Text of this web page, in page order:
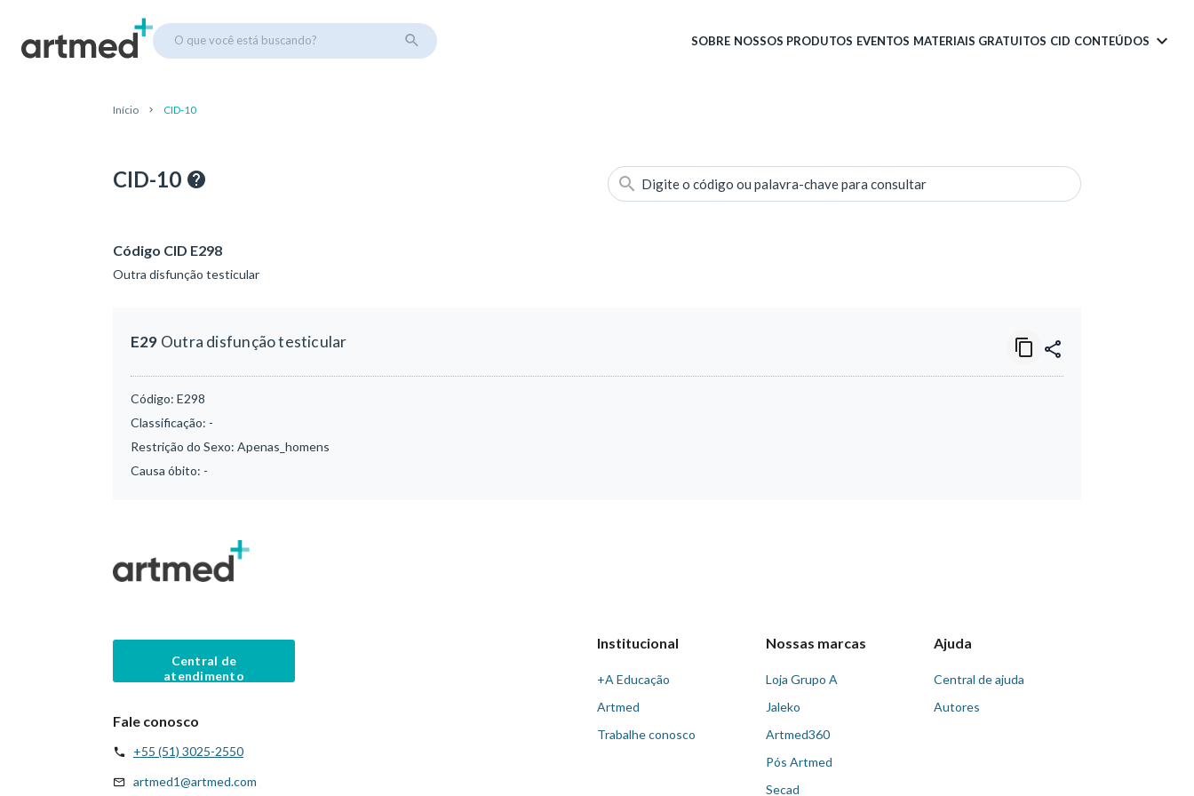
O que você está buscando? SOBRE NOSSOS PRODUTOS EVENTOS MATERIAIS GRATUITOS CID CONTEÚDOS
Início CID-10
CID-10 Digite o código ou palavra-chave para consultar
Código CID E298
Outra disfunção testicular
E29 Outra disfunção testicular
Código: E298
Classificação: -
Restrição do Sexo: Apenas_homens
Causa óbito: -
Central de
atendimento
Fale conosco
+55 (51) 3025-2550
artmed1@artmed.com
Institucional
+A Educação
Artmed
Trabalhe conosco
Nossas marcas
Loja Grupo A
Jaleko
Artmed360
Pós Artmed
Secad
Ajuda
Central de ajuda
Autores